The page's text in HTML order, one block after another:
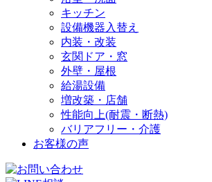
キッチン
設備機器入替え
内装・改装
玄関ドア・窓
外壁・屋根
給湯設備
増改築・店舗
性能向上(耐震・断熱)
バリアフリー・介護
お客様の声